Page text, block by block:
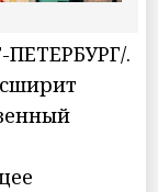
.